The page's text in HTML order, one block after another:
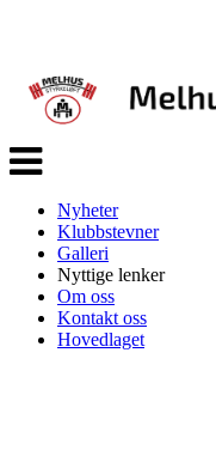
Veksle
navigasjon
Nyheter
Klubbstevner
Galleri
Nyttige lenker
Om oss
Kontakt oss
Hovedlaget